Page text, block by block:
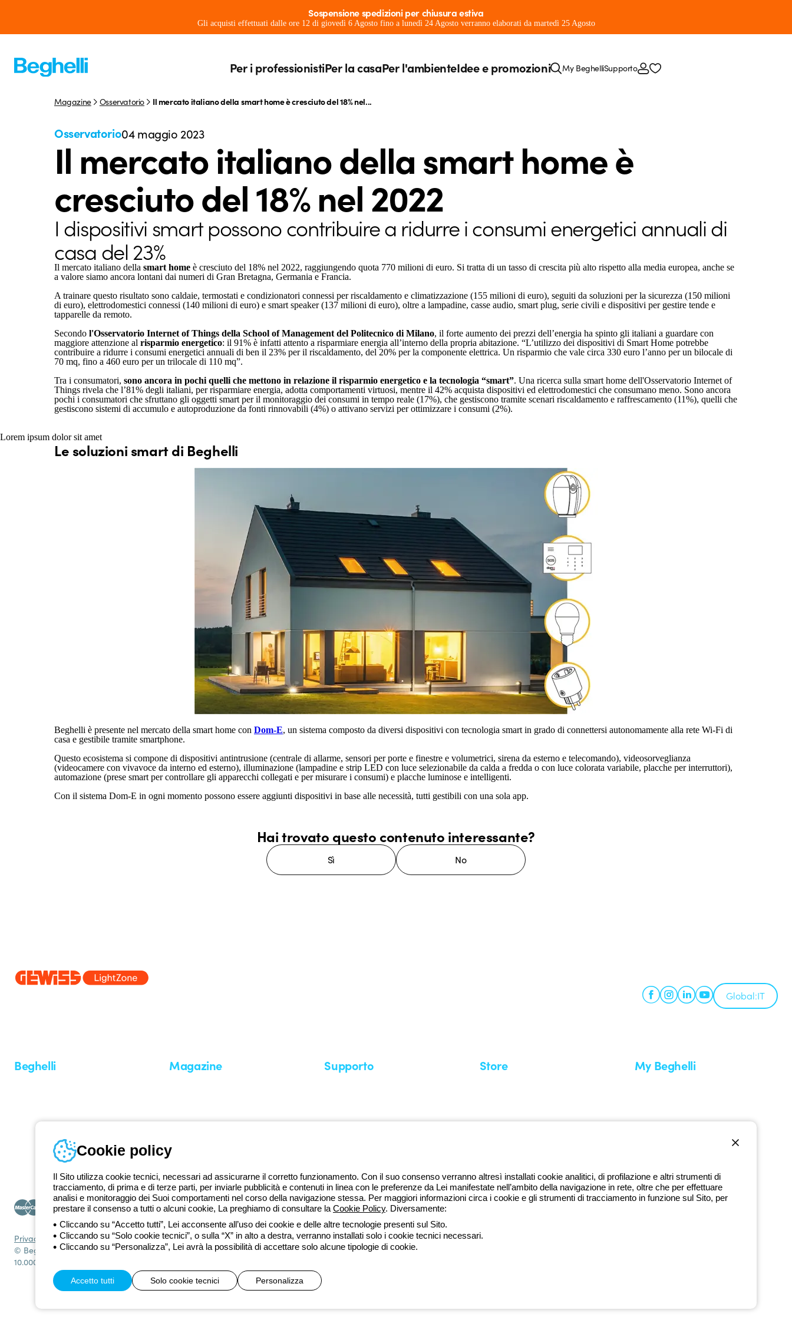
Sospensione spedizioni per chiusura estiva
Gli acquisti effettuati dalle ore 12 di giovedì 6 Agosto fino a lunedì 24 Agosto verranno elaborati da martedì 25 Agosto
Per i professionistiPer la casaPer l'ambienteIdee e promozioni My BeghelliSupporto
Magazine Osservatorio Il mercato italiano della smart home è cresciuto del 18% nel...
Osservatorio04 maggio 2023
Il mercato italiano della smart home è
cresciuto del 18% nel 2022
I dispositivi smart possono contribuire a ridurre i consumi energetici annuali di
casa del 23%
Il mercato italiano della smart home è cresciuto del 18% nel 2022, raggiungendo quota 770 milioni di euro. Si tratta di un tasso di crescita più alto rispetto alla media europea, anche se
a valore siamo ancora lontani dai numeri di Gran Bretagna, Germania e Francia.
A trainare questo risultato sono caldaie, termostati e condizionatori connessi per riscaldamento e climatizzazione (155 milioni di euro), seguiti da soluzioni per la sicurezza (150 milioni
di euro), elettrodomestici connessi (140 milioni di euro) e smart speaker (137 milioni di euro), oltre a lampadine, casse audio, smart plug, serie civili e dispositivi per gestire tende e
tapparelle da remoto.
Secondo l'Osservatorio Internet of Things della School of Management del Politecnico di Milano, il forte aumento dei prezzi dell’energia ha spinto gli italiani a guardare con
maggiore attenzione al risparmio energetico: il 91% è infatti attento a risparmiare energia all’interno della propria abitazione. “L’utilizzo dei dispositivi di Smart Home potrebbe
contribuire a ridurre i consumi energetici annuali di ben il 23% per il riscaldamento, del 20% per la componente elettrica. Un risparmio che vale circa 330 euro l’anno per un bilocale di
70 mq, fino a 460 euro per un trilocale di 110 mq”.
Tra i consumatori, sono ancora in pochi quelli che mettono in relazione il risparmio energetico e la tecnologia “smart”. Una ricerca sulla smart home dell'Osservatorio Internet of
Things rivela che l’81% degli italiani, per risparmiare energia, adotta comportamenti virtuosi, mentre il 42% acquista dispositivi ed elettrodomestici che consumano meno. Sono ancora
pochi i consumatori che sfruttano gli oggetti smart per il monitoraggio dei consumi in tempo reale (17%), che gestiscono tramite scenari riscaldamento e raffrescamento (11%), quelli che
gestiscono sistemi di accumulo e autoproduzione da fonti rinnovabili (4%) o attivano servizi per ottimizzare i consumi (2%).
Lorem ipsum dolor sit amet
Le soluzioni smart di Beghelli
Beghelli è presente nel mercato della smart home con Dom-E, un sistema composto da diversi dispositivi con tecnologia smart in grado di connettersi autonomamente alla rete Wi-Fi di
casa e gestibile tramite smartphone.
Questo ecosistema si compone di dispositivi antintrusione (centrale di allarme, sensori per porte e finestre e volumetrici, sirena da esterno e telecomando), videosorveglianza
(videocamere con vivavoce da interno ed esterno), illuminazione (lampadine e strip LED con luce selezionabile da calda a fredda o con luce colorata variabile, placche per interruttori),
automazione (prese smart per controllare gli apparecchi collegati e per misurare i consumi) e placche luminose e intelligenti.
Con il sistema Dom-E in ogni momento possono essere aggiunti dispositivi in base alle necessità, tutti gestibili con una sola app.
Hai trovato questo contenuto interessante?
Sì No
Global:IT
Beghelli Magazine
Seminari
Supporto Store My Beghelli
Numero verde gratuito 800 626 626
Privacy PolicyCookie policyCondizioni di venditaTutte le policyAccessibilità Credits
© Beghelli S.p.A. Società con Unico Socio - Società soggetta alla direzione e coordinamento di Gewiss S.p.A. - R.I. Bologna e C.F. 03829720378 - P.IVA (IT) 00666341201 - REA BO-319364 - Cap. Soc.
10.000.000 EUR i.v.
Cookie policy
Il Sito utilizza cookie tecnici, necessari ad assicurarne il corretto funzionamento. Con il suo consenso verranno altresì installati cookie analitici, di profilazione e altri strumenti di
tracciamento, di prima e di terze parti, per inviarle pubblicità e contenuti in linea con le preferenze da Lei manifestate nell’ambito della navigazione in rete, oltre che per effettuare
analisi e monitoraggio dei Suoi comportamenti nel corso della navigazione stessa. Per maggiori informazioni circa i cookie e gli strumenti di tracciamento in funzione sul Sito, per
prestare il consenso a tutti o alcuni cookie, La preghiamo di consultare la Cookie Policy. Diversamente:
Cliccando su “Accetto tutti”, Lei acconsente all’uso dei cookie e delle altre tecnologie presenti sul Sito.
Cliccando su “Solo cookie tecnici”, o sulla “X” in alto a destra, verranno installati solo i cookie tecnici necessari.
Cliccando su “Personalizza”, Lei avrà la possibilità di accettare solo alcune tipologie di cookie.
Accetto tutti Solo cookie tecnici Personalizza